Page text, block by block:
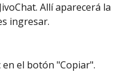
Allí aparecerá la
ingresar.
en el botón "Copiar".